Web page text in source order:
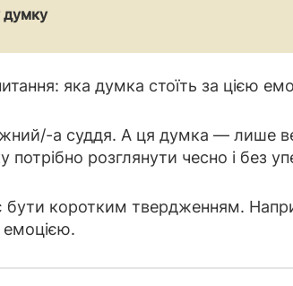
думку
яка думка стоїть за цією
а суддя. А ця думка — лише
потрібно розглянути чесно і без
бути коротким твердженням.
емоцією.